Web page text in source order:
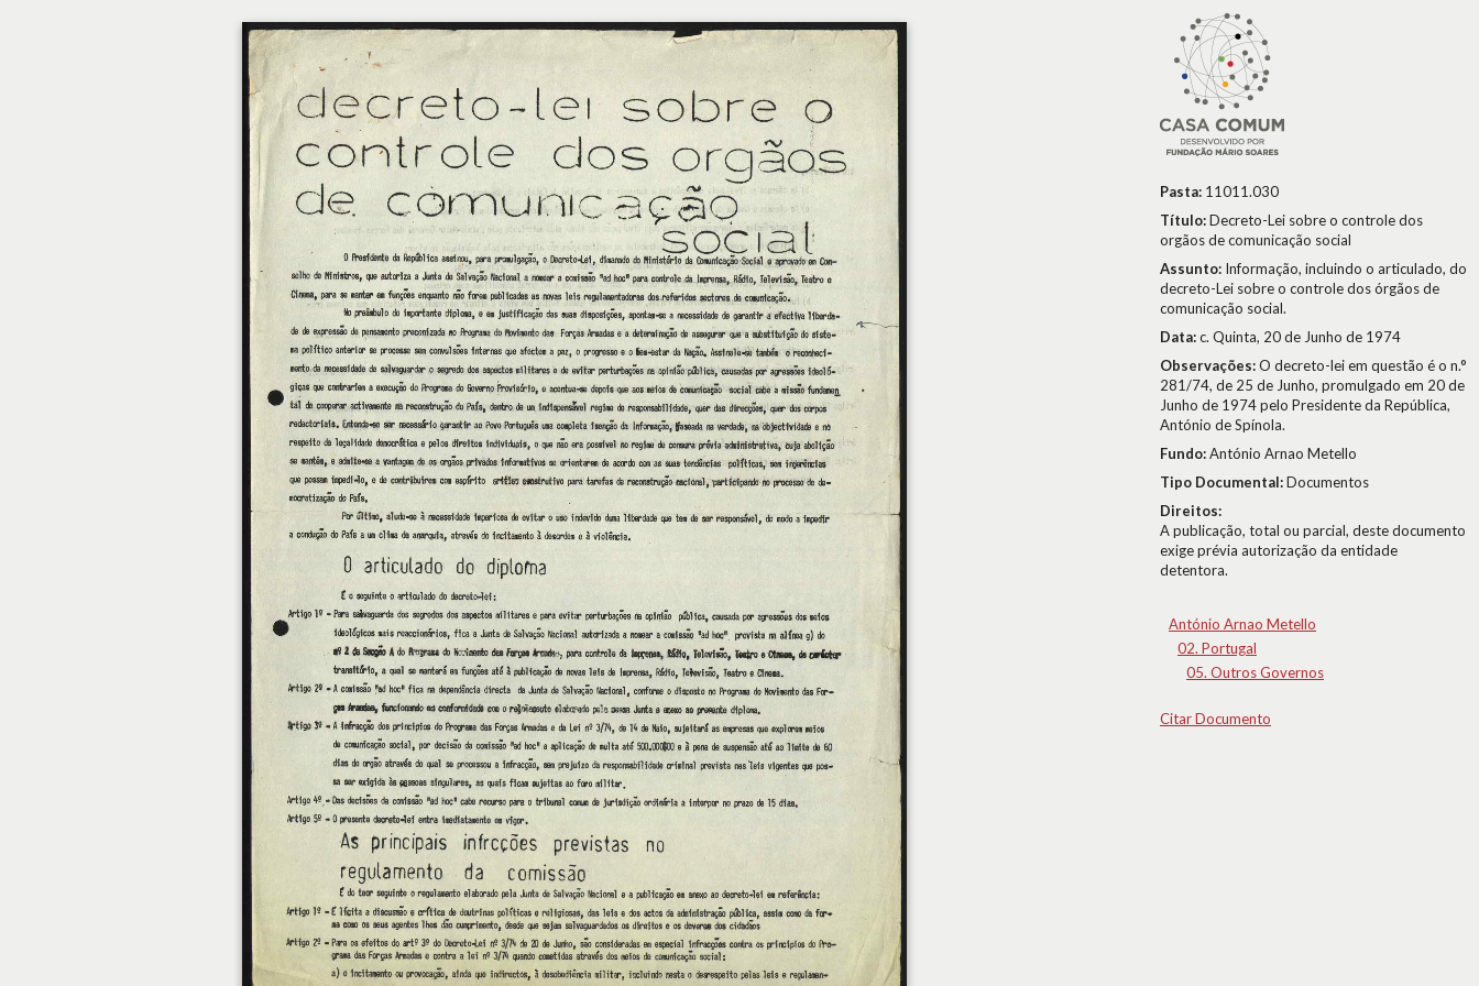
Pasta: 11011.030
Título:Decreto-Lei sobre o controle dos
orgãos de comunicação social
Assunto: Informação, incluindo o articulado, do
decreto-Lei sobre o controle dos órgãos de
comunicação social.
Data:c. Quinta, 20 de Junho de 1974
Observações:O decreto-lei em questão é o n.°
281/74, de 25 de Junho, promulgado em 20 de
Junho de 1974 pelo Presidente da República,
António de Spínola.
Fundo:António Arnao Metello
Tipo Documental:Documentos
Direitos:
A publicação, total ou parcial, deste documento
exige prévia autorização da entidade
detentora.
António Arnao Metello
02. Portugal
05. Outros Governos
Citar Documento